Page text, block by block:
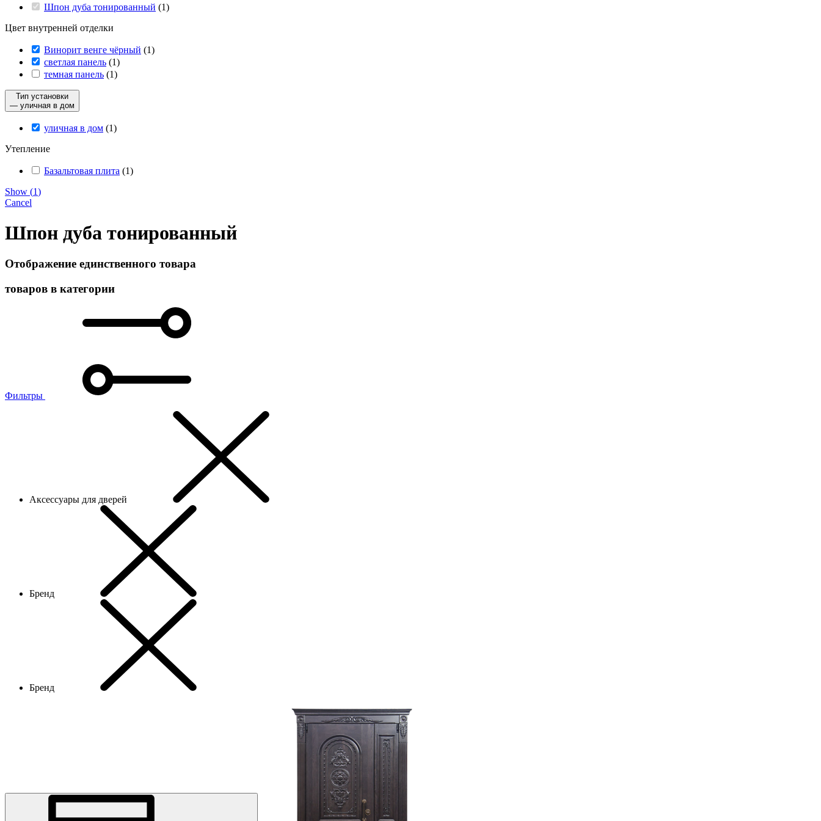
Шпон дуба тонированный (1)
Цвет внутренней отделки
Винорит венге чёрный (1)
светлая панель (1)
темная панель (1)
Тип установки
— уличная в дом
уличная в дом (1)
Утепление
Базальтовая плита (1)
Show (1)
Cancel
Шпон дуба тонированный
Отображение единственного товара
товаров в категории
Фильтры
Аксессуары для дверей
Бренд
Бренд